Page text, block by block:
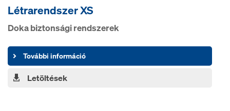
Létrarendszer XS
Doka biztonsági rendszerek
További információ
Letöltések